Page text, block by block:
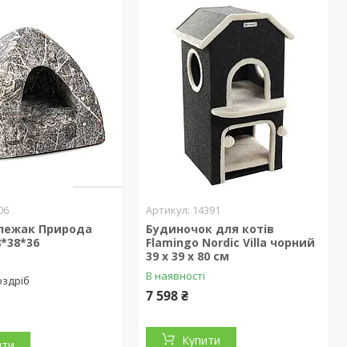
Природа
14391
Будиночок для котів
Flamingo Nordic Villa чорний
39 х 39 х 80 см
В наявності
7 598 ₴
Купити